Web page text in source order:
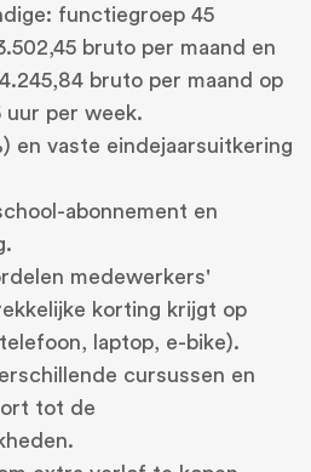
functiegroep 45
bruto per maand en
bruto per maand op
uur per week.
en vaste eindejaarsuitkering
abonnement en
medewerkers'
korting krijgt op
laptop, e-bike).
cursussen en
tot de